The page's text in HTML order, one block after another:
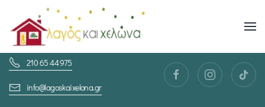
Skip
to
main
content
210 65 44 975
info@lagoskaixelona.gr